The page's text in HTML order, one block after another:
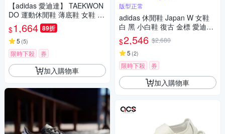
【adidas 愛迪達】 TAEKWON
DO 運動休閒鞋 薄底鞋 女鞋 -
Originals JH9664
$1,664 89折
5 (5)
限時下殺 券
加入購物車
版型正常
adidas 休閒鞋 Japan W 女鞋
白 黑 小白鞋 復古 金標 愛迪達
IH5489
$2,546 $2,680
5 (2)
限時下殺 券
加入購物車